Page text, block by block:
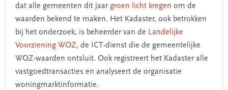
dat alle gemeenten dit jaar groen licht kregen om de
waarden bekend te maken. Het Kadaster, ook betrokken
bij het onderzoek, is beheerder van de Landelijke
Voorziening WOZ, de ICT-dienst die de gemeentelijke
WOZ-waarden ontsluit. Ook registreert het Kadaster alle
vastgoedtransacties en analyseert de organisatie
woningmarktinformatie.